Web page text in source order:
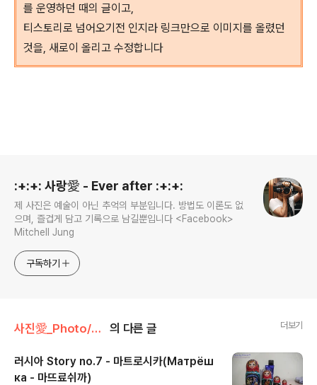
를 운영하던 때의 글이고,
티스토리로 넘어오기전 인지라 링크만으로 이미지를 올렸던
것을, 새로이 올리고 수정합니다
:+:+: 사랑愛 - Ever after :+:+:
제 사진은 예술이 아닌 추억의 부분입니다. 방법도 이론도 없
으며, 즐겁게 담고 기록으로 남길뿐입니다 <Facebook>
Mitchell Jung
구독하기
사진愛_Photo/Story#2 - Russia~★ 의 다른 글 더보기
러시아 Story no.7 - 마트로시카(Матрёш
ка - 마뜨료쉬까)